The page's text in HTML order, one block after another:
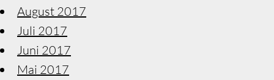
August 2017
Juli 2017
Juni 2017
Mai 2017